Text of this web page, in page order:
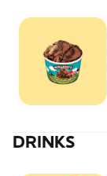
DRINKS